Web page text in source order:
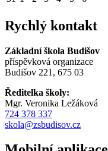
Rychlý kontakt
Základní škola Budišov
příspěvková organizace
Budišov 221, 675 03
Ředitelka školy:
Mgr. Veronika Ležáková
724 378 337
skola@zsbudisov.cz